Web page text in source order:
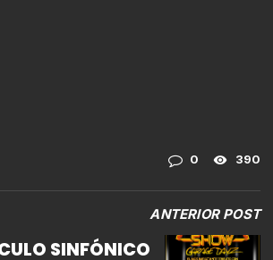
0 390
ANTERIOR POST
SINFÓNICO